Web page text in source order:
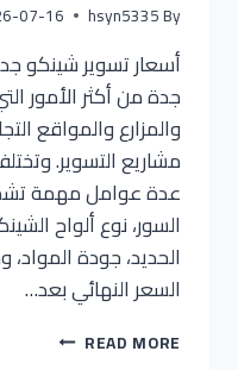
By
hsyn5335
07-16
أسعار تسوير شينكو
جدة من أكثر الأمور
والمزارع والمواقع
مشاريع التسوير.
عدة عوامل مهمة
السور، نوع ألواح
الحديد، جودة
السعر النهائي بعد…
READ MORE